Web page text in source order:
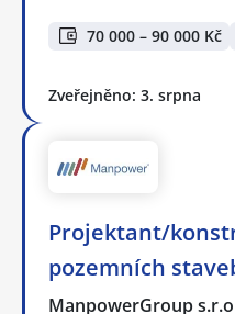
70 000 – 90 000 Kč
Zveřejněno: 3. srpna
Projektant/
pozemních
ManpowerGroup